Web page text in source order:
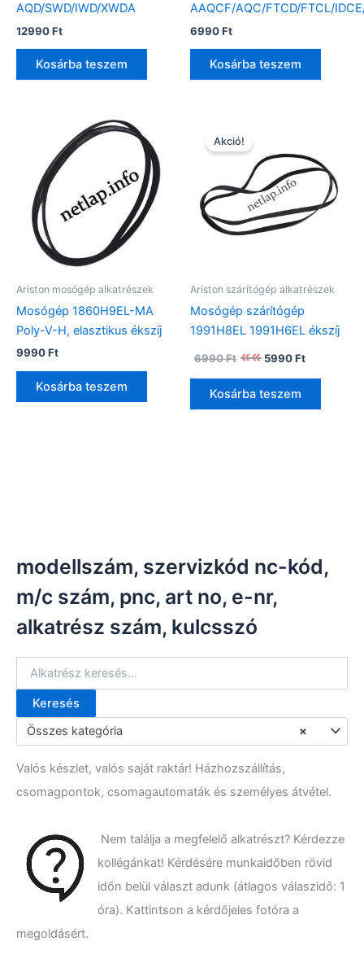
modellszám, szervizkód nc-kód,
m/c szám, pnc, art no, e-nr,
alkatrész szám, kulcsszó
e
s
é
e
Keresés
×
Összes kategória
Valós készlet, valós saját raktár! Házhozszállítás,
csomagpontok, csomagautomaták és személyes átvétel.
Nem találja a megfelelő alkatrészt? Kérdezze
kollégánkat! Kérdésére munkaidőben rövid
időn belül választ adunk (átlagos válaszidő: 1
óra). Kattintson a kérdőjeles fotóra a
megoldásért.
AQD/SWD/IWD/XWDA
12990Ft
Kosárba teszem
AAQCF/AQC/FTCD/FTCL/
6990Ft
Kosárba teszem
Ariston mosógép alkatrészek
Mosógép 1860H9EL-MA
Poly-V-H, elasztikus ékszíj
9990Ft
Kosárba teszem
Akció!
Ariston szárítógép alkatrészek
Mosógép szárítógép
1991H8EL 1991H6EL ékszíj
6990Ft
Original
price
was:
6990 Ft.
5990Ft
price
is:
Kosárba teszem